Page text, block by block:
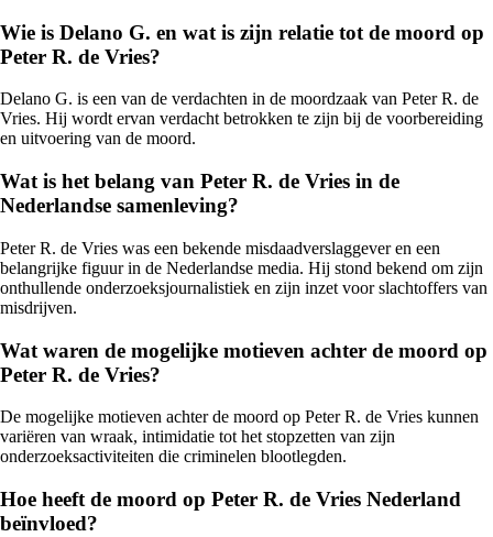
Wie is Delano G. en wat is zijn relatie tot de moord op
Peter R. de Vries?
Delano G. is een van de verdachten in de moordzaak van Peter R. de
Vries. Hij wordt ervan verdacht betrokken te zijn bij de voorbereiding
en uitvoering van de moord.
Wat is het belang van Peter R. de Vries in de
Nederlandse samenleving?
Peter R. de Vries was een bekende misdaadverslaggever en een
belangrijke figuur in de Nederlandse media. Hij stond bekend om zijn
onthullende onderzoeksjournalistiek en zijn inzet voor slachtoffers van
misdrijven.
Wat waren de mogelijke motieven achter de moord op
Peter R. de Vries?
De mogelijke motieven achter de moord op Peter R. de Vries kunnen
variëren van wraak, intimidatie tot het stopzetten van zijn
onderzoeksactiviteiten die criminelen blootlegden.
Hoe heeft de moord op Peter R. de Vries Nederland
beïnvloed?